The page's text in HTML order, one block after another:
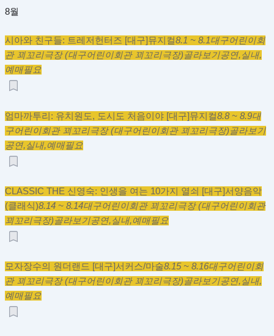
8월
시아와 친구들: 트레저헌터즈 [대구]뮤지컬8.1 ~ 8.1대구어린이회
관 꾀꼬리극장 (대구어린이회관 꾀꼬리극장)골라보기공연,실내,
예매필요
엄마까투리: 유치원도, 도시도 처음이야 [대구]뮤지컬8.8 ~ 8.9대
구어린이회관 꾀꼬리극장 (대구어린이회관 꾀꼬리극장)골라보기
공연,실내,예매필요
CLASSIC THE 신영숙: 인생을 여는 10가지 열쇠 [대구]서양음악
(클래식)8.14 ~ 8.14대구어린이회관 꾀꼬리극장 (대구어린이회관
꾀꼬리극장)골라보기공연,실내,예매필요
모자장수의 원더랜드 [대구]서커스/마술8.15 ~ 8.16대구어린이회
관 꾀꼬리극장 (대구어린이회관 꾀꼬리극장)골라보기공연,실내,
예매필요